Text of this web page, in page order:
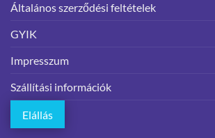
Általános szerződési feltételek
GYIK
Impresszum
Szállítási információk
Elállás